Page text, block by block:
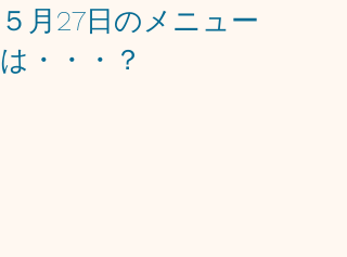
５月27日のメニュー
は・・・？